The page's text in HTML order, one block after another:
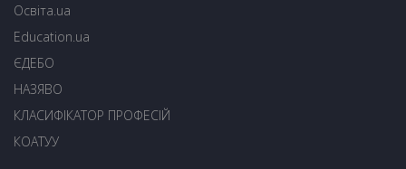
Освіта.ua
Education.ua
ЄДЕБО
НАЗЯВО
КЛАСИФІКАТОР ПРОФЕСІЙ
КОАТУУ